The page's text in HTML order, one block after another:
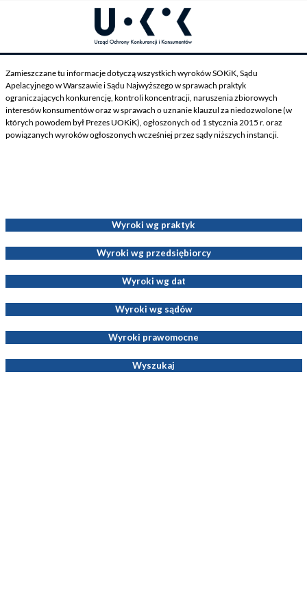
Zamieszczane tu informacje dotyczą wszystkich wyroków SOKiK, Sądu
Apelacyjnego w Warszawie i Sądu Najwyższego w sprawach praktyk
ograniczających konkurencję, kontroli koncentracji, naruszenia zbiorowych
interesów konsumentów oraz w sprawach o uznanie klauzul za niedozwolone (w
których powodem był Prezes UOKiK), ogłoszonych od 1 stycznia 2015 r. oraz
powiązanych wyroków ogłoszonych wcześniej przez sądy niższych instancji.
Wyroki wg praktyk
Wyroki wg przedsiębiorcy
Wyroki wg dat
Wyroki wg sądów
Wyroki prawomocne
Wyszukaj